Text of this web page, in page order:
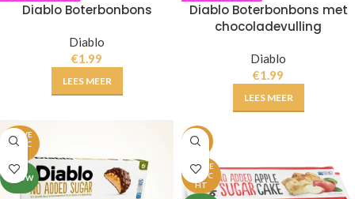
Diablo Boterbonbons
Diablo
€1.99
LEES MEER
Diablo Boterbonbons met
chocoladevulling
Diablo
€1.99
LEES MEER
UITVE
RKOC
NIEUW
-15%
UITVE
RKOC
HT